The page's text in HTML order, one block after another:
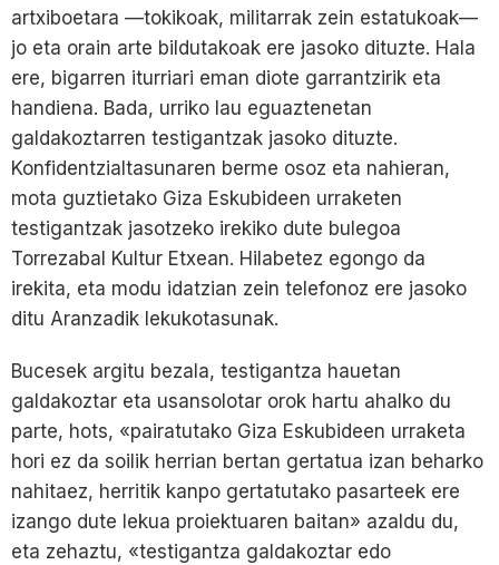
artxiboetara —tokikoak, militarrak zein estatukoak—
jo eta orain arte bildutakoak ere jasoko dituzte. Hala
ere, bigarren iturriari eman diote garrantzirik eta
handiena. Bada, urriko lau eguaztenetan
galdakoztarren testigantzak jasoko dituzte.
Konfidentzialtasunaren berme osoz eta nahieran,
mota guztietako Giza Eskubideen urraketen
testigantzak jasotzeko irekiko dute bulegoa
Torrezabal Kultur Etxean. Hilabetez egongo da
irekita, eta modu idatzian zein telefonoz ere jasoko
ditu Aranzadik lekukotasunak.
Bucesek argitu bezala, testigantza hauetan
galdakoztar eta usansolotar orok hartu ahalko du
parte, hots, «pairatutako Giza Eskubideen urraketa
hori ez da soilik herrian bertan gertatua izan beharko
nahitaez, herritik kanpo gertatutako pasarteek ere
izango dute lekua proiektuaren baitan» azaldu du,
eta zehaztu, «testigantza galdakoztar edo